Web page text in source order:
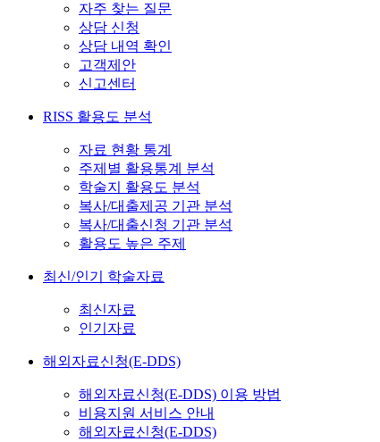
자주 찾는 질문
상담 신청
상담 내역 확인
고객제안
신고센터
RISS 활용도 분석
자료 현황 통계
주제별 활용통계 분석
학술지 활용도 분석
복사/대출제공 기관 분석
복사/대출신청 기관 분석
활용도 높은 주제
최신/인기 학술자료
최신자료
인기자료
해외자료신청(E-DDS)
해외자료신청(E-DDS) 이용 방법
비용지원 서비스 안내
해외자료신청(E-DDS)